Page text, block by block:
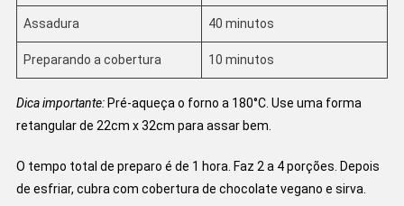
Assadura 40 minutos
Preparando a cobertura 10 minutos
Dica importante:Pré-aqueça o forno a 180°C. Use uma forma
retangular de 22cm x 32cm para assar bem.
O tempo total de preparo é de 1 hora. Faz 2 a 4 porções. Depois
de esfriar, cubra com cobertura de chocolate vegano e sirva.